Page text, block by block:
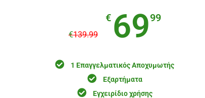
€139.99
€ 6999
1 Επαγγελματικός Αποχυμωτής
Εξαρτήματα
Εγχειρίδιο χρήσης